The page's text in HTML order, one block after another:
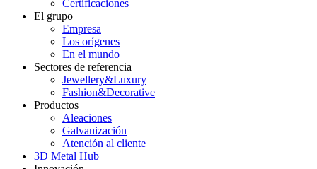
Certificaciones
El grupo
Empresa
Los orígenes
En el mundo
Sectores de referencia
Jewellery&Luxury
Fashion&Decorative
Productos
Aleaciones
Galvanización
Atención al cliente
3D Metal Hub